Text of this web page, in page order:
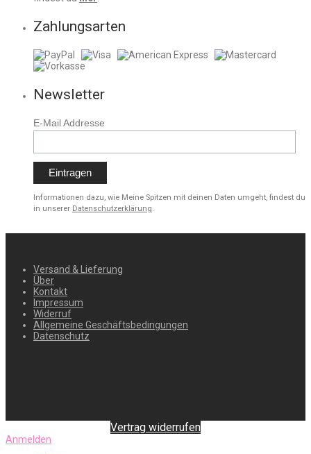
Zahlungsarten
Newsletter
E-Mail Addresse
Informationen dazu, wie Meine Spitzen mit deinen Daten umgeht, findest du
in unserer Datenschutzerklärung.
Versand & Lieferung
Über
Kontakt
Impressum
Widerruf
Allgemeine Geschäftsbedingungen
Datenschutz
Vertrag widerrufen
Anmelden